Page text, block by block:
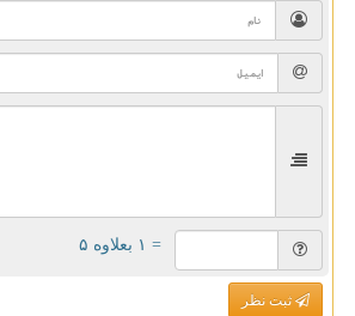
= ۱ بعلاوه ۵
ثبت نظر